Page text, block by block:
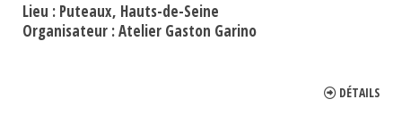
Lieu : Puteaux Hauts-de-Seine
Organisateur :Atelier Gaston Garino
DÉTAILS